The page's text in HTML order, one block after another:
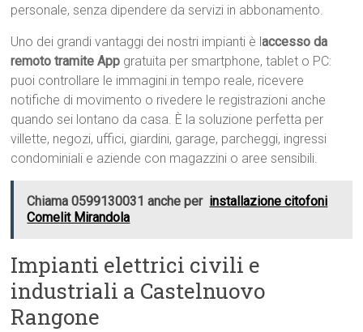
personale, senza dipendere da servizi in abbonamento.
Uno dei grandi vantaggi dei nostri impianti è laccesso da
remoto tramite App gratuita per smartphone, tablet o PC:
puoi controllare le immagini in tempo reale, ricevere
notifiche di movimento o rivedere le registrazioni anche
quando sei lontano da casa. È la soluzione perfetta per
villette, negozi, uffici, giardini, garage, parcheggi, ingressi
condominiali e aziende con magazzini o aree sensibili.
Chiama 0599130031 anche per installazione citofoni
Comelit Mirandola
Impianti elettrici civili e
industriali a Castelnuovo
Rangone